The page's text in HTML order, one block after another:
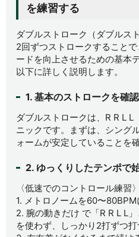
を練習する
ダブルストローク（ダブルス
2回ずつストロークすること
ードを向上させるための基本
以下に詳しく説明します。
1. 基本のストロークを確
ダブルストロークは、 R R L L
ニックです。まずは、シング
ォームが安定していることを
2. ゆっくりしたテンポで
〈低速でのコントロール練習〉
1. メトロノームを60〜80BPM
2. 腕の動きだけ で「R R L L
を使わず、しっかり2打ずつ打